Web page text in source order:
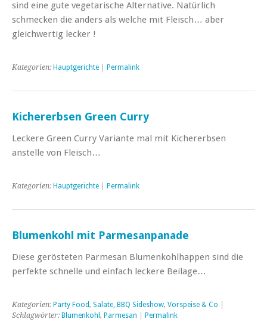
sind eine gute vegetarische Alternative. Natürlich
schmecken die anders als welche mit Fleisch… aber
gleichwertig lecker !
Kategorien: Hauptgerichte Permalink
Kichererbsen Green Curry
Leckere Green Curry Variante mal mit Kichererbsen
anstelle von Fleisch…
Kategorien: Hauptgerichte Permalink
Blumenkohl mit Parmesanpanade
Diese gerösteten Parmesan Blumenkohlhappen sind die
perfekte schnelle und einfach leckere Beilage…
Kategorien: Party Food, Salate, BBQ Sideshow, Vorspeise & Co
Schlagwörter: Blumenkohl , Parmesan Permalink